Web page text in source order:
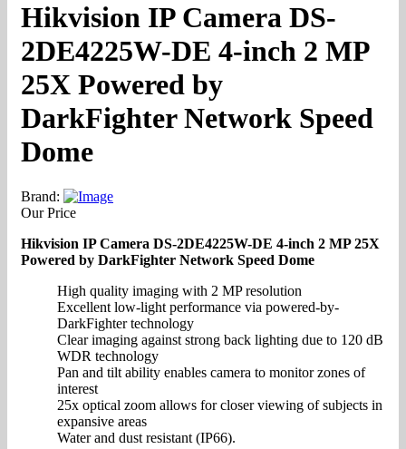
Hikvision IP Camera DS-
2DE4225W-DE 4-inch 2 MP
25X Powered by
DarkFighter Network Speed
Dome
Brand:
Our Price
Hikvision IP Camera DS-2DE4225W-DE 4-inch 2 MP 25X
Powered by DarkFighter Network Speed Dome
High quality imaging with 2 MP resolution
Excellent low-light performance via powered-by-
DarkFighter technology
Clear imaging against strong back lighting due to 120 dB
WDR technology
Pan and tilt ability enables camera to monitor zones of
interest
25x optical zoom allows for closer viewing of subjects in
expansive areas
Water and dust resistant (IP66).